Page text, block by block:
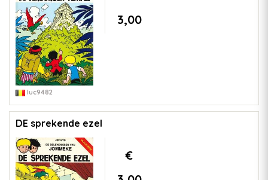
3,00
luc9482
DE sprekende ezel
€